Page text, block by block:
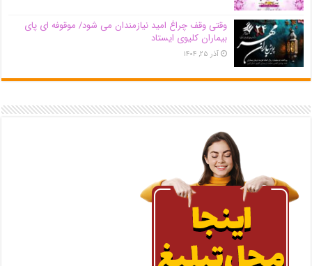
وقتی وقف چراغ امید نیازمندان می شود/ موقوفه ای پای
بیماران کلیوی ایستاد
آذر ۲۵, ۱۴۰۴